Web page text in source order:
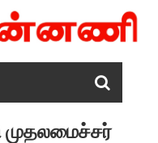
முதலமைச்சர்